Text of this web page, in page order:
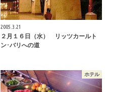
2005.3.21
２月１６日（水） リッツカールト
ン･バリへの道
ホテル